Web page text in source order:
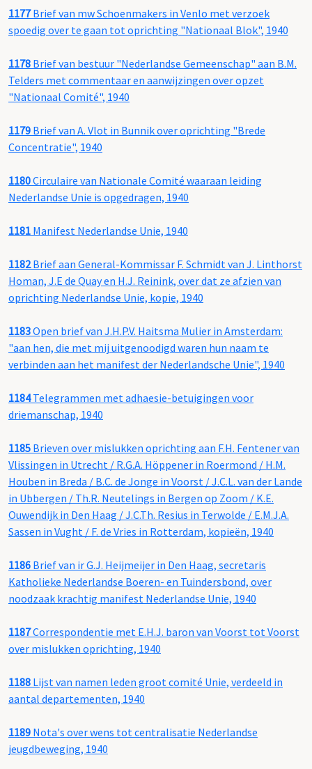
1177Brief van mw Schoenmakers in Venlo met verzoek
spoedig over te gaan tot oprichting "Nationaal Blok", 1940
1178 Brief van bestuur "Nederlandse Gemeenschap" aan B.M.
Telders met commentaar en aanwijzingen over opzet
"Nationaal Comité", 1940
1179 Brief van A. Vlot in Bunnik over oprichting "Brede
Concentratie", 1940
1180Circulaire van Nationale Comité waaraan leiding
Nederlandse Unie is opgedragen, 1940
1181 Manifest Nederlandse Unie, 1940
1182Brief aan General-Kommissar F. Schmidt van J. Linthorst
Homan, J.E de Quay en H.J. Reinink, over dat ze afzien van
oprichting Nederlandse Unie, kopie, 1940
1183Open brief van J.H.P.V. Haitsma Mulier in Amsterdam:
"aan hen, die met mij uitgenoodigd waren hun naam te
verbinden aan het manifest der Nederlandsche Unie", 1940
1184Telegrammen met adhaesie-betuigingen voor
driemanschap, 1940
1185 Brieven over mislukken oprichting aan F.H. Fentener van
Vlissingen in Utrecht / R.G.A. Höppener in Roermond / H.M.
Houben in Breda / B.C. de Jonge in Voorst / J.C.L. van der Lande
in Ubbergen / Th.R. Neutelings in Bergen op Zoom / K.E.
Ouwendijk in Den Haag / J.C.Th. Resius in Terwolde / E.M.J.A.
Sassen in Vught / F. de Vries in Rotterdam, kopieën, 1940
1186 Brief van ir G.J. Heijmeijer in Den Haag, secretaris
Katholieke Nederlandse Boeren- en Tuindersbond, over
noodzaak krachtig manifest Nederlandse Unie, 1940
1187Correspondentie met E.H.J. baron van Voorst tot Voorst
over mislukken oprichting, 1940
1188 Lijst van namen leden groot comité Unie, verdeeld in
aantal departementen, 1940
1189 Nota's over wens tot centralisatie Nederlandse
jeugdbeweging, 1940